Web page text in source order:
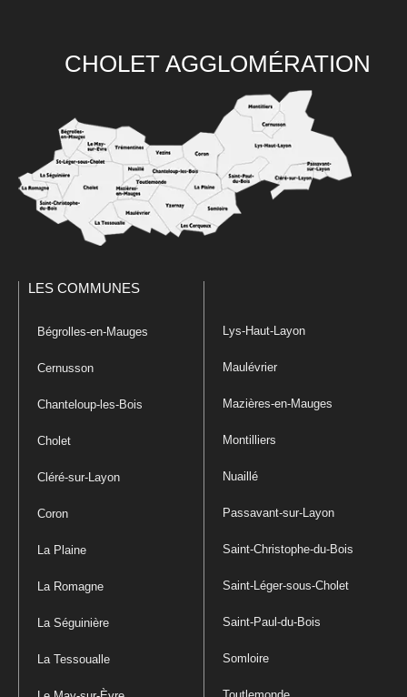
CHOLET AGGLOMÉRATION
LES COMMUNES
Bégrolles-en-Mauges
Cernusson
Chanteloup-les-Bois
Cholet
Cléré-sur-Layon
Coron
La Plaine
La Romagne
La Séguinière
La Tessoualle
Lys-Haut-Layon
Maulévrier
Mazières-en-Mauges
Montilliers
Nuaillé
Passavant-sur-Layon
Saint-Christophe-du-Bois
Saint-Léger-sous-Cholet
Saint-Paul-du-Bois
Somloire